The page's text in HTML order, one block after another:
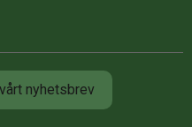
nyhetsbrev